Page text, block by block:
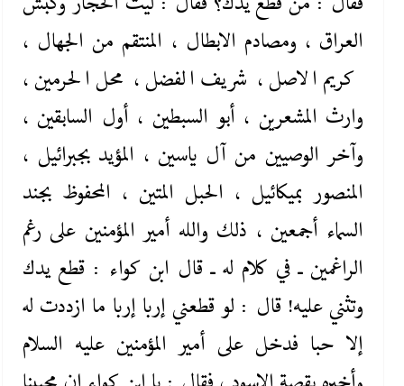
فقال : من قطع يدك؟ فقال : ليث الحجاز وكبش
العراق ، ومصادم الابطال ، المنتقم من الجهال ،
كريم الاصل ، شريف الفضل ، محل الحرمين ،
وارث المشعرين ، أبو السبطين ، أول السابقين ،
وآخر الوصيين من آل ياسين ، المؤيد بجبرائيل ،
المنصور بميكائيل ، الحبل المتين ، المحفوظ بجند
السماء أجمعين ، ذلك والله أمير المؤمنين على رغم
الراغمين ـ في كلام له ـ قال ابن كواء : قطع يدك
وتثني عليه! قال : لو قطعني إربا إربا ما ازددت له
إلا حبا فدخل على أمير المؤمنين عليه ‌السلام